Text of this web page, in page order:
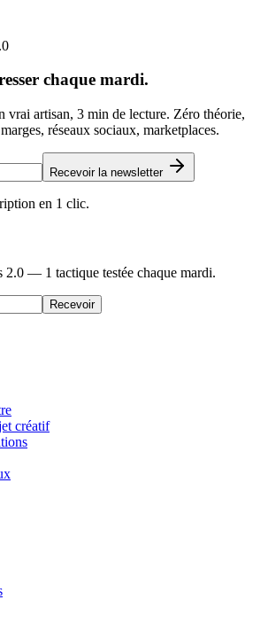
chaque mardi.
vrai artisan, 3 min de lecture. Zéro théorie,
réseaux sociaux, marketplaces.
Recevoir la newsletter
en 1 clic.
2.0 — 1 tactique testée chaque mardi.
Recevoir
créatif